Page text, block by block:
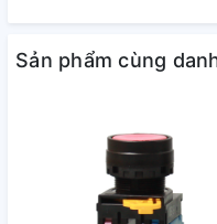
nhằm đem đến một chất
cùng sự hài lòng cho
dòng sản phẩm của hãng
Sản phẩm cùng